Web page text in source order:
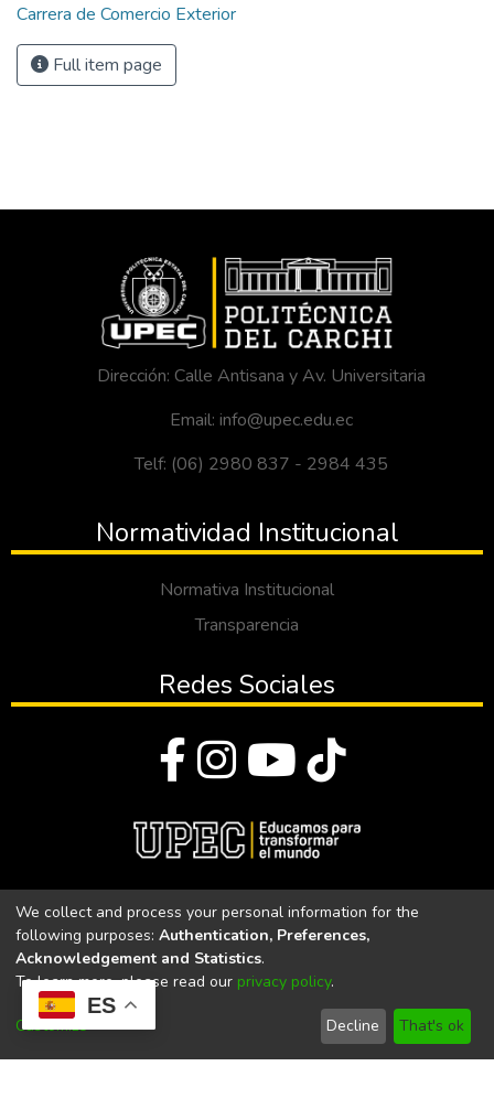
ES
Carrera de Comercio Exterior
Full item page
Dirección: Calle Antisana y Av. Universitaria
Email: info@upec.edu.ec
Telf: (06) 2980 837 - 2984 435
Normatividad Institucional
Normativa Institucional
Transparencia
Redes Sociales
Universidad Politécnica Estatal del Carchi
Universidad Politécnica Estatal del Carchi | Acreditada por el
CACES Resolución N°. 160-SE-33-CACES-2020
We collect and process your personal information for the
following purposes: Authentication, Preferences,
Acknowledgement and Statistics.
To learn more, please read our privacy policy.
Customize Decline That's ok